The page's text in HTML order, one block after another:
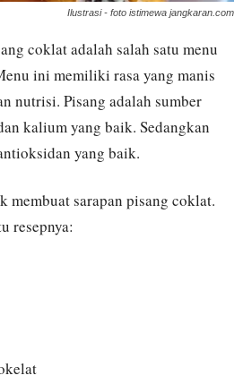
Ilustrasi - foto istimewa jangkaran.com
coklat adalah salah satu menu
ini memiliki rasa yang manis
nutrisi. Pisang adalah sumber
kalium yang baik. Sedangkan
yang baik.
membuat sarapan pisang coklat.
resepnya: